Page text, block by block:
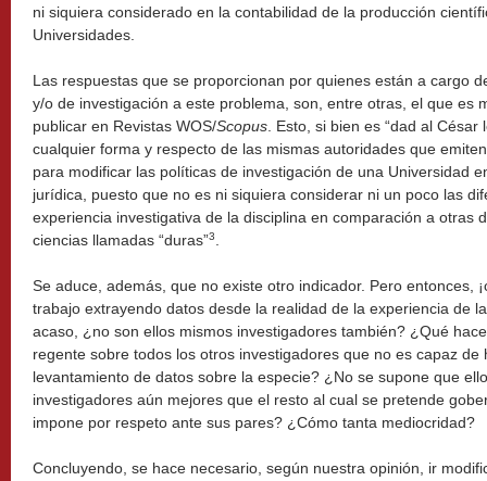
ni siquiera considerado en la contabilidad de la producción
Universidades.
Las respuestas que se proporcionan por quienes están a cargo
y/o de investigación a este problema, son, entre otras, el que es
publicar en Revistas WOS/Scopus . Esto, si bien es “dad al
cualquier forma y respecto de las mismas autoridades que
para modificar las políticas de investigación de una Universidad
jurídica, puesto que no es ni siquiera considerar ni un poco las
experiencia investigativa de la disciplina en comparación a otras
ciencias llamadas “duras”3
Se aduce, además, que no existe otro indicador. Pero entonces,
trabajo extrayendo datos desde la realidad de la experiencia de
acaso, ¿no son ellos mismos investigadores también? ¿Qué
regente sobre todos los otros investigadores que no es capaz
levantamiento de datos sobre la especie? ¿No se supone que
investigadores aún mejores que el resto al cual se pretende
impone por respeto ante sus pares? ¿Cómo tanta mediocridad?
Concluyendo, se hace necesario, según nuestra opinión, ir